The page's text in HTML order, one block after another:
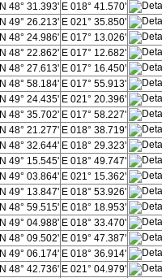
N 48° 31.393' E 018° 41.570'
N 49° 26.213' E 021° 35.850'
N 48° 24.986' E 017° 13.026'
N 48° 22.862' E 017° 12.682'
N 48° 27.613' E 017° 16.450'
N 48° 58.184' E 017° 55.913'
N 49° 24.435' E 021° 20.396'
N 48° 35.702' E 017° 58.227'
N 48° 21.277' E 018° 38.719'
N 48° 32.644' E 018° 29.323'
N 49° 15.545' E 018° 49.747'
N 49° 03.864' E 021° 15.362'
N 49° 13.847' E 018° 53.926'
N 48° 59.515' E 018° 18.953'
N 49° 04.988' E 018° 33.470'
N 48° 09.502' E 019° 47.387'
N 49° 06.174' E 018° 36.914'
N 48° 42.736' E 021° 04.979'